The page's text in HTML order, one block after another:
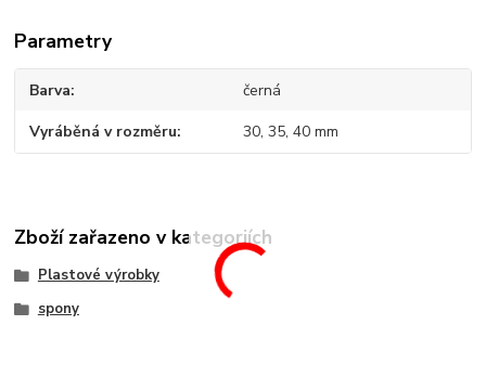
Parametry
Barva černá
Vyráběná v rozměru 30, 35, 40 mm
Zboží zařazeno v kategoriích
Plastové výrobky
spony